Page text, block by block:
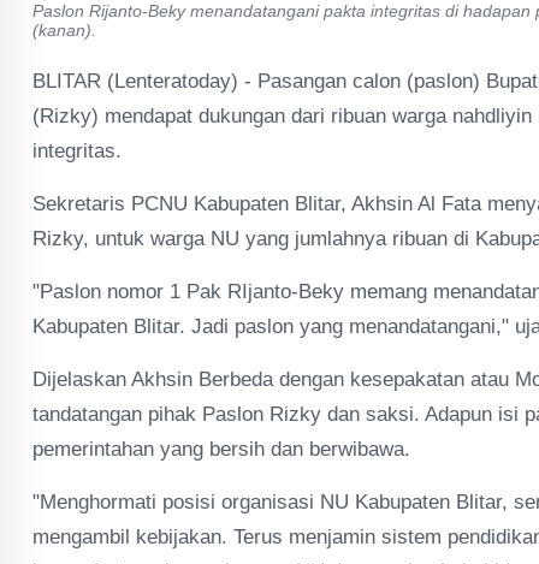
Paslon Rijanto-Beky menandatangani pakta integritas di
(kanan).
BLITAR (Lenteratoday) - Pasangan calon (paslon)
(Rizky) mendapat dukungan dari ribuan warga
integritas.
Sekretaris PCNU Kabupaten Blitar, Akhsin Al Fata
Rizky, untuk warga NU yang jumlahnya ribuan di
"Paslon nomor 1 Pak RIjanto-Beky memang
Kabupaten Blitar. Jadi paslon yang menandatangani,"
Dijelaskan Akhsin Berbeda dengan kesepakatan atau
tandatangan pihak Paslon Rizky dan saksi. Adapun isi
pemerintahan yang bersih dan berwibawa.
"Menghormati posisi organisasi NU Kabupaten Blitar,
mengambil kebijakan. Terus menjamin sistem